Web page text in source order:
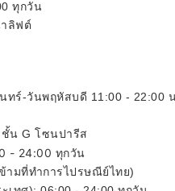
ทุกวัน
ลิฟต์
ทร์-วันพฤหัสบดี 11:00 -
ชั้น G โซนปารีส
- 24:00 ทุกวัน
ามที่ทำการไปรษณีย์ไทย)